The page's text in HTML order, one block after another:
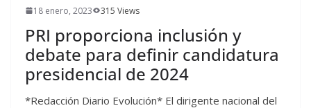
18 enero, 2023 315 Views
PRI proporciona inclusión y
debate para definir candidatura
presidencial de 2024
*Redacción Diario Evolución* El dirigente nacional del